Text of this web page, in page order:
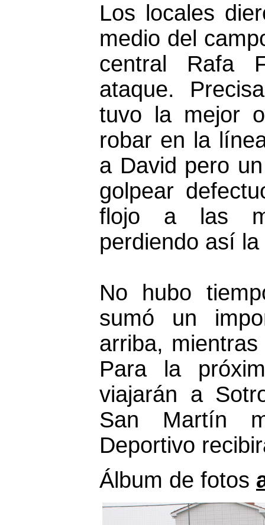
Los locales
medio del
central Rafa
ataque.
tuvo la mejor
robar en la
a David pero
golpear
flojo a las
perdiendo así
No hubo
sumó un
arriba,
Para la
viajarán a
San Martín
Deportivo
Álbum de fotos